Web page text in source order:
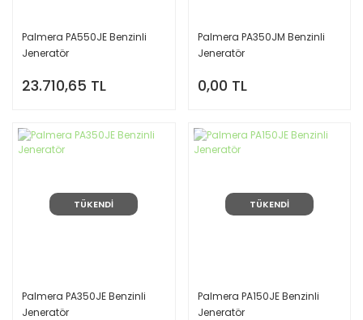
Palmera PA550JE Benzinli
Jeneratör
23.710,65 TL
Palmera PA350JM Benzinli
Jeneratör
0,00 TL
TÜKENDİ
Palmera PA350JE Benzinli
Jeneratör
TÜKENDİ
Palmera PA150JE Benzinli
Jeneratör